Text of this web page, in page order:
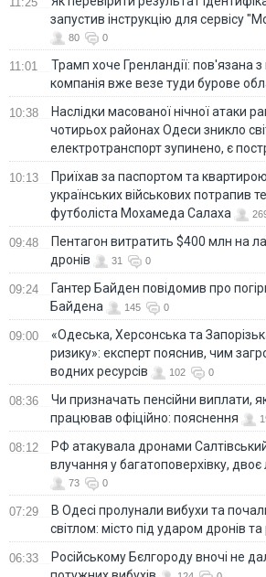
запустив інструкцію для сервісу
80 0
11:01
Трамп хоче Гренландії: пов'язана
компанія вже везе туди бурове
10:38
Наслідки масованої нічної атаки
чотирьох районах Одеси зникло
електротранспорт зупинено, є
10:13
Приїхав за паспортом та
українських військових потрапив
футболіста Мохамеда Салаха
09:48
Пентагон витратить $400 млн на
дронів
31 0
09:24
Гантер Байден повідомив про
Байдена
145 0
09:00
«Одеська, Херсонська та
ризику»: експерт пояснив, чим
водних ресурсів
102 0
08:36
Чи призначать пенсійни виплати,
працював офіційно: пояснення
08:12
РФ атакувала дронами
влучання у багатоповерхівку,
73 0
07:29
В Одесі пролунали вибухи та
світлом: місто під ударом дронів
06:33
Російському Бєлгороду вночі не